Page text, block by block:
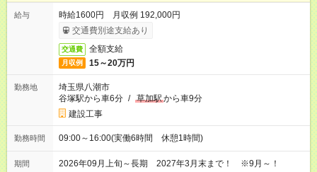
給与
時給1600円 月収例 192,000円
交通費別途支給あり
交通費 全額支給
月収例 15～20万円
勤務地
埼玉県八潮市
谷塚駅から車6分 / 草加駅から車9分
建設工事
勤務時間 09:00～16:00(実働6時間 休憩1時間)
期間 2026年09月上旬～長期 2027年3月末まで！ ※9月～！